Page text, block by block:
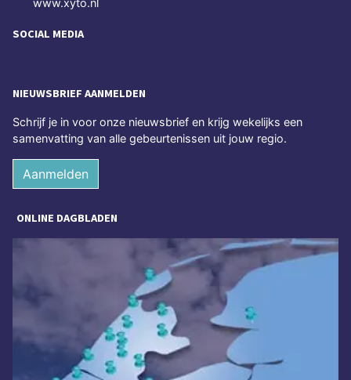
www.xyto.nl
SOCIAL MEDIA
NIEUWSBRIEF AANMELDEN
Schrijf je in voor onze nieuwsbrief en krijg wekelijks een
samenvatting van alle gebeurtenissen uit jouw regio.
Aanmelden
ONLINE DAGBLADEN